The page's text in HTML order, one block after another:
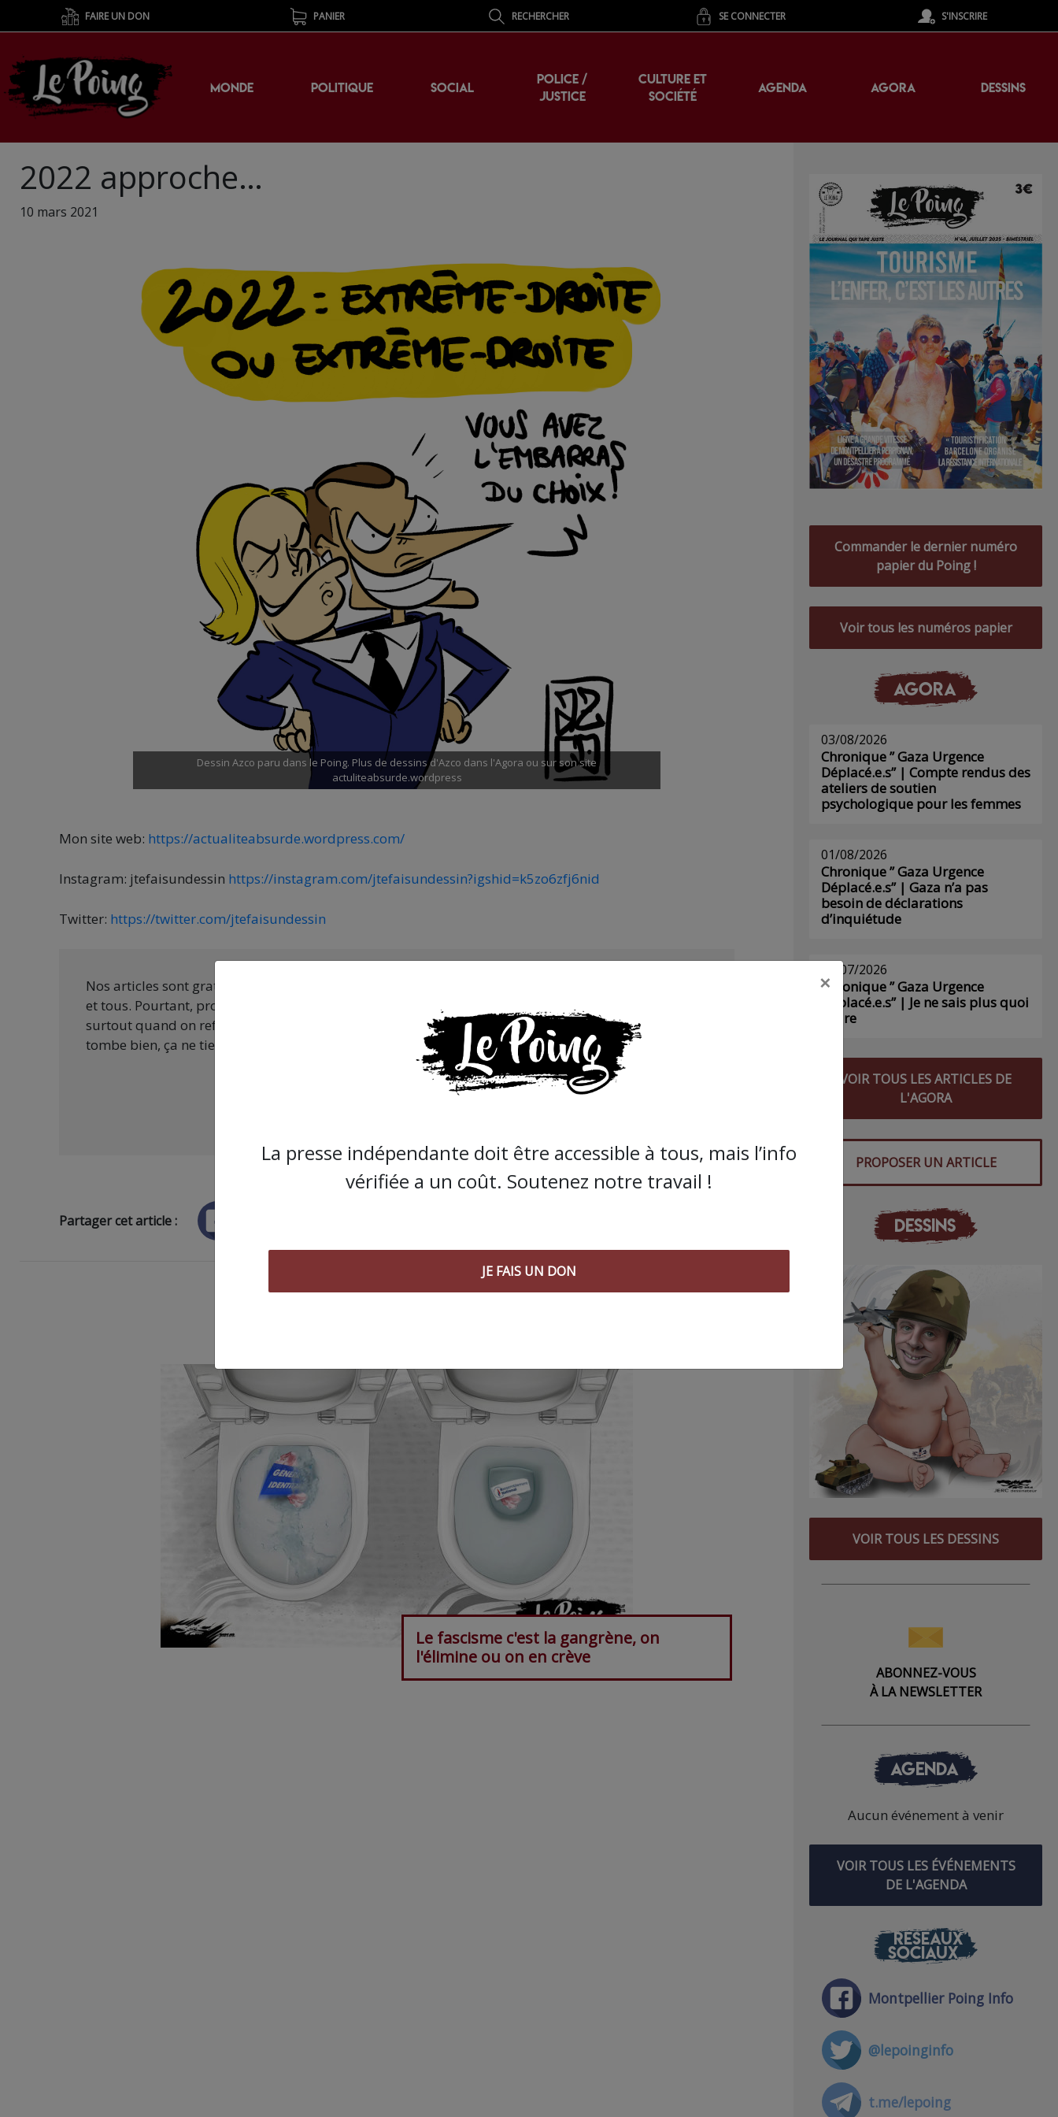
FAIRE UN DON PANIER RECHERCHER SE CONNECTER S'INSCRIRE
MONDE POLITIQUE SOCIAL
POLICE /
JUSTICE
CULTURE ET
SOCIÉTÉ
AGENDA AGORA DESSINS
2022 approche…
10 mars 2021
Dessin Azco paru dans le Poing. Plus de dessins d'Azco dans l'Agora ou sur son site
actuliteabsurde.wordpress
Mon site web: https://actualiteabsurde.wordpress.com/
Instagram: jtefaisundessin https://instagram.com/jtefaisundessin?igshid=k5zo6zfj6nid
Twitter: https://twitter.com/jtefaisundessin
Nos articles sont gratuits car nous pensons que la presse indépendante doit être accessible à toutes
et tous. Pourtant, produire une information engagée et de qualité nécessite du temps et de l’argent,
surtout quand on refuse d’être aux ordres de Bolloré et de ses amis… Pourvu que ça dure ! Ça
tombe bien, ça ne tient qu’à vous :
Partager cet article :
Le fascisme c'est la gangrène, on
l'élimine ou on en crève
Commander le dernier numéro
papier du Poing !
Voir tous les numéros papier
AGORA
03/08/2026
Chronique ” Gaza Urgence
Déplacé.e.s” | Compte rendus des
ateliers de soutien
psychologique pour les femmes
01/08/2026
Chronique ” Gaza Urgence
Déplacé.e.s” | Gaza n’a pas
besoin de déclarations
d’inquiétude
29/07/2026
Chronique ” Gaza Urgence
Déplacé.e.s” | Je ne sais plus quoi
écrire
VOIR TOUS LES ARTICLES DE
L'AGORA
PROPOSER UN ARTICLE
DESSINS
VOIR TOUS LES DESSINS
ABONNEZ-VOUS
À LA NEWSLETTER
AGENDA
Aucun événement à venir
VOIR TOUS LES ÉVÉNEMENTS
DE L'AGENDA
RÉSEAUX
SOCIAUX
Montpellier Poing Info
@lepoinginfo
t.me/lepoing
×
La presse indépendante doit être accessible à tous, mais l’info
vérifiée a un coût. Soutenez notre travail !
JE FAIS UN DON